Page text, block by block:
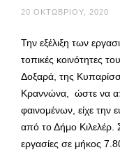
20 ΟΚΤΩΒΡΊΟΥ, 2020
Την εξέλιξη των
τοπικές κοινότητες
Δοξαρά, της
Κραννώνα, ώστε να
φαινομένων, είχε την
από το Δήμο Κιλελέρ.
εργασίες σε μήκος